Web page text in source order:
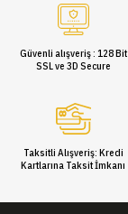
Güvenli alışveriş : 128 Bit
SSL ve 3D Secure
Taksitli Alışveriş: Kredi
Kartlarına Taksit İmkanı